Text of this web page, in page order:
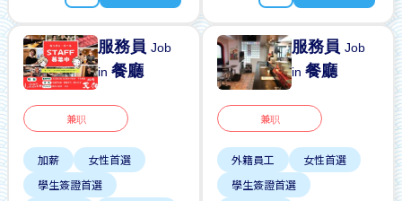
服務員Job
in餐廳
兼职
加薪
女性首選
學生簽證首選
服務員Job
in餐廳
兼职
外籍員工
女性首選
學生簽證首選